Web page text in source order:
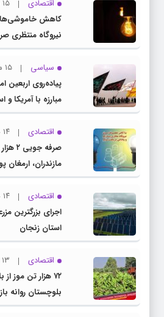
اقتصادی
۱۵ مرداد ۱۴۰۵
نیروگاه منتظری
سیاسی
۱۵ مرداد ۱۴۰۵
پیاده‌روی
مبارزه با آمریکا و
جبهه مقاومت و
استکبار بود
اقتصادی
۱۴ مرداد ۱۴۰۵
صرفه
مازندران،
اقتصادی
۱۴ مرداد ۱۴۰۵
اجرای بزرگترین
استان زنجان
اقتصادی
۱۳ مرداد ۱۴۰۵
۷۲ هزار تن موز
بلوچستان روانه